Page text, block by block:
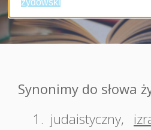
Synonimy do słowa
1. judaistyczny,